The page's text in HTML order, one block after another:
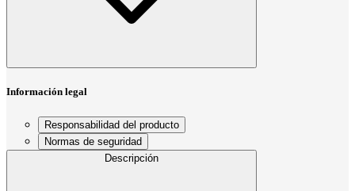
Información legal
Responsabilidad del producto
Normas de seguridad
Descripción